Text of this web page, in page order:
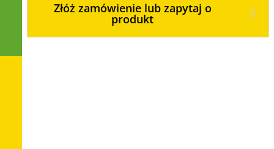
Złóż zamówienie lub zapytaj o
produkt